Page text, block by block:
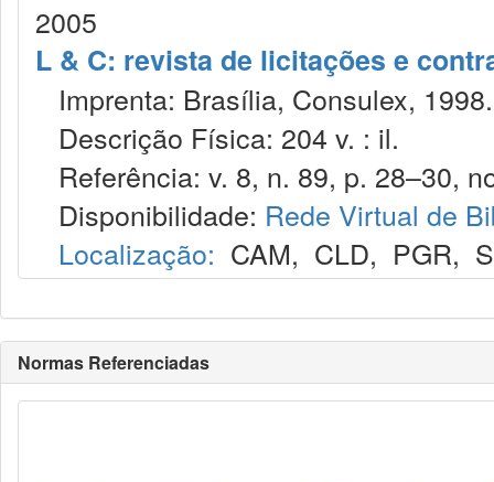
2005
L & C: revista de licitações e
Imprenta: Brasília, Consulex, 1998.
Descrição Física: 204 v. : il.
Referência: v. 8, n. 89, p. 28–30,
Disponibilidade: Rede Virtual de
Localização: CAM, CLD, PGR,
Normas Referenciadas